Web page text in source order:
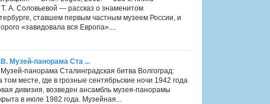
Т. А. Соловьевой — рассказ о знаменитом
ставшем первым частным музеем России, и
«завидовала вся Европа»....
Музей-панорама Ста ...
панорама Сталинградская битва Волгоград:
месте, где в грозные сентябрьские ночи 1942 года
дивизия, возведен ансамбль музея-панорамы
в июле 1982 года. Музейная...